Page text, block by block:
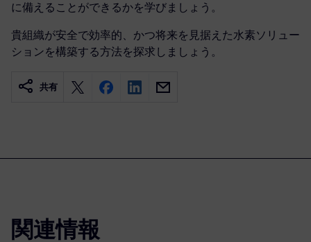
に備えることができるかを学びましょう。
貴組織が安全で効率的、かつ将来を見据えた水素ソリュー
ションを構築する方法を探求しましょう。
共有
関連情報